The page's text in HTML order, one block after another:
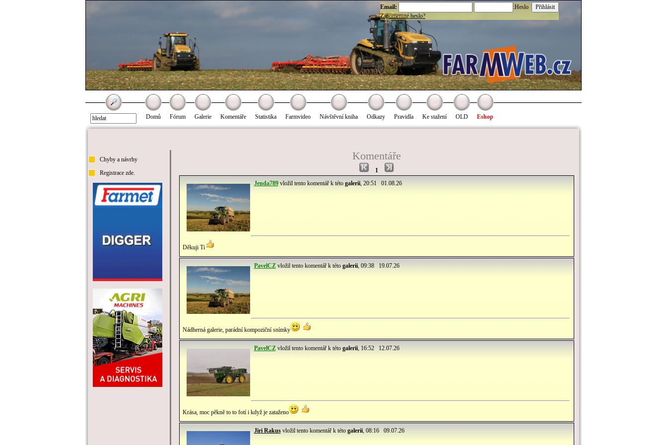
Email:
:Heslo
Zapomenuté heslo?
Domů Fórum Galerie Komentáře Statistika Farmvideo Návštěvní kniha Odkazy Pravidla Ke stažení OLD Eshop
Chyby a návrhy
Registrace zde.
Komentáře
1
Jenda789vložil tento komentář k této galerii, 20:51 01.08.26
Děkuji Ti
PavelCZvložil tento komentář k této galerii, 09:38 19.07.26
Nádherná galerie, parádní kompoziční snímky
PavelCZvložil tento komentář k této galerii, 16:52 12.07.26
Krása, moc pěkně to to fotí i když je zataženo
Jiri Rakusvložil tento komentář k této galerii, 08:16 09.07.26